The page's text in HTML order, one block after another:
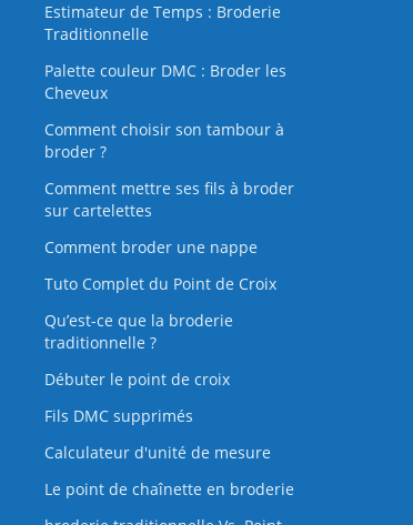
Estimateur de Temps : Broderie
Traditionnelle
Palette couleur DMC : Broder les
Cheveux
Comment choisir son tambour à
broder ?
Comment mettre ses fils à broder
sur cartelettes
Comment broder une nappe
Tuto Complet du Point de Croix
Qu’est-ce que la broderie
traditionnelle ?
Débuter le point de croix
Fils DMC supprimés
Calculateur d'unité de mesure
Le point de chaînette en broderie